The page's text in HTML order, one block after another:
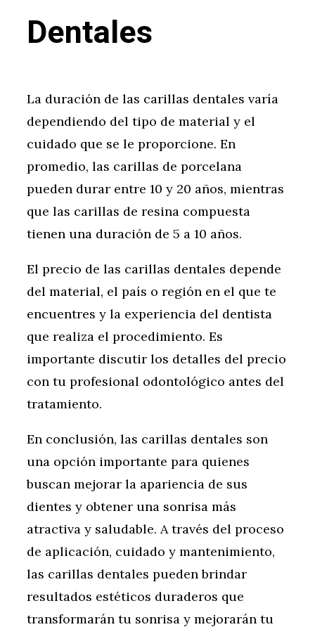
Dentales
La duración de las carillas dentales varía
dependiendo del tipo de material y el
cuidado que se le proporcione. En
promedio, las carillas de porcelana
pueden durar entre 10 y 20 años, mientras
que las carillas de resina compuesta
tienen una duración de 5 a 10 años.
El precio de las carillas dentales depende
del material, el país o región en el que te
encuentres y la experiencia del dentista
que realiza el procedimiento. Es
importante discutir los detalles del precio
con tu profesional odontológico antes del
tratamiento.
En conclusión, las carillas dentales son
una opción importante para quienes
buscan mejorar la apariencia de sus
dientes y obtener una sonrisa más
atractiva y saludable. A través del proceso
de aplicación, cuidado y mantenimiento,
las carillas dentales pueden brindar
resultados estéticos duraderos que
transformarán tu sonrisa y mejorarán tu